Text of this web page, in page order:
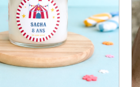
la
page
du
produit